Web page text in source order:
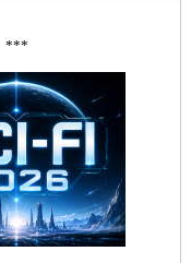
***